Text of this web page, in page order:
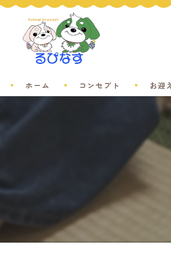
ホーム コンセプト お迎